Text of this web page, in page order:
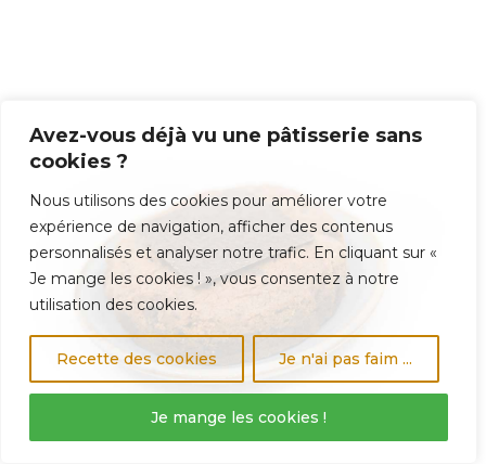
Avez-vous déjà vu une pâtisserie sans
cookies ?
Nous utilisons des cookies pour améliorer votre
expérience de navigation, afficher des contenus
personnalisés et analyser notre trafic. En cliquant sur «
Je mange les cookies ! », vous consentez à notre
utilisation des cookies.
Recette des cookies Je n'ai pas faim ...
Je mange les cookies !